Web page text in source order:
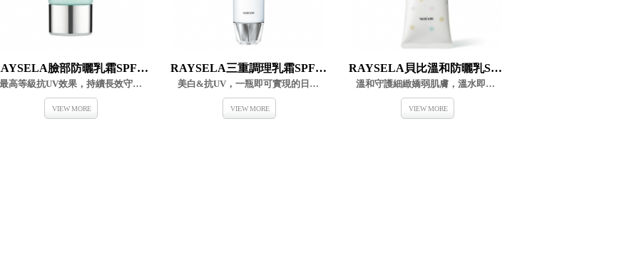
RAYSELA臉部防曬乳霜SPF50+ PA++++
最高等級抗UV效果，持續長效守護肌膚。
VIEW MORE
RAYSELA三重調理乳霜SPF28 PA++
美白&抗UV，一瓶即可實現的日用型調理乳霜 衛部粧輸字第025613號
VIEW MORE
RAYSELA貝比溫和防曬乳SPF28 PA+++
溫和守護細緻嬌弱肌膚，溫水即可簡單輕鬆卸除
VIEW MORE